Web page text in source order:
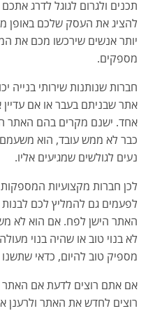
תכנים ולגרום לגוגל לדרג
להציג את העסק שלכם באופן
יותר אנשים שירכשו מכם את
מספקים.
חברות שנותנות שירותי בנייה
אתר שבניתם בעבר או אם
אחד. ישנם מקרים בהם האתר
כבר לא ממש עובד, הוא
נעים לגולשים שמגיעים אליו.
לכן חברות מקצועיות המספקות
לפעמים גם להמליץ לכם
האתר הישן לפח. אם הוא לא
לא בנוי טוב או שהיה בנוי
מספיק טוב להיום, כדאי
אם אתם רוצים לדעת אם
רוצים לחדש את האתר ולרענן